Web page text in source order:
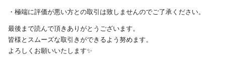
・極端に評価が悪い方との取引は致しませんのでご了承ください。
最後まで読んで頂きありがとうございます。
皆様とスムーズな取引きができるよう努めます。
よろしくお願いいたします✨